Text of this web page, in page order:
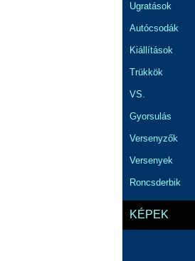
Ugratások
Autócsodák
Kiállítások
Trükkök
VS.
Gyorsulás
Versenyzők
Versenyek
Roncsderbik
KÉPEK